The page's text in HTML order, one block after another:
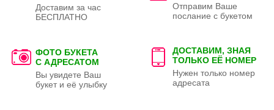
Доставим за час
БЕСПЛАТНО
Отправим Ваше
послание с букетом
ФОТО БУКЕТА
С АДРЕСАТОМ
Вы увидете Ваш
букет и её улыбку
ДОСТАВИМ, ЗНАЯ
ТОЛЬКО ЕЁ НОМЕР
Нужен только номер
адресата